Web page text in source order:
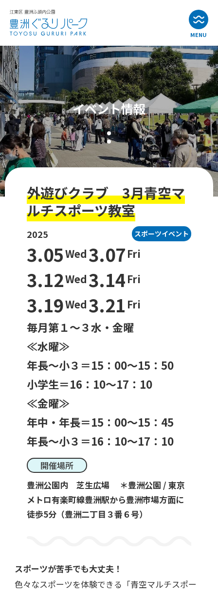
MENU
お知らせ
イベント情報
公園・施設紹介
アクセス
お問い合わせ
一般利用の方へ
公園利用ルール
催しものやロケなどの業務利用をお考えの方
イベント情報
外遊びクラブ 3月青空マ
ルチスポーツ教室
2025 スポーツイベント
3.05Wed 3.07 Fri
3.12Wed 3.14 Fri
3.19Wed 3.21 Fri
毎月第１～３水・金曜
≪水曜≫
年長～小３＝15：00～15：50
小学生＝16：10～17：10
≪金曜≫
年中・年長＝15：00～15：45
年長～小３＝16：10～17：10
開催場所
豊洲公園内 芝生広場 ＊豊洲公園 / 東京
メトロ有楽町線豊洲駅から豊洲市場方面に
徒歩5分（豊洲二丁目３番６号）
スポーツが苦手でも大丈夫！
色々なスポーツを体験できる「青空マルチスポー